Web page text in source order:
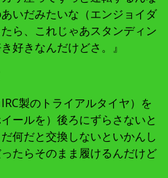
いだみたいな（エンジョイダ
ら、これじゃあスタンディン
好きなんだけどさ。』
製のトライアルタイヤ）を
ールを）後ろにずらさないと
何だと交換しないといかんし
たらそのまま履けるんだけど